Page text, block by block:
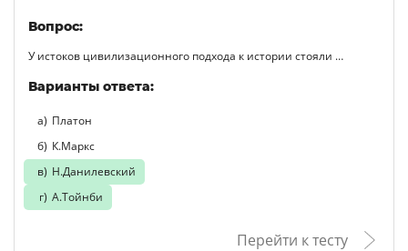
Вопрос:
У истоков цивилизационного подхода к истории стояли …
Варианты ответа:
Платон
К.Маркс
Н.Данилевский
А.Тойнби
Перейти к тесту